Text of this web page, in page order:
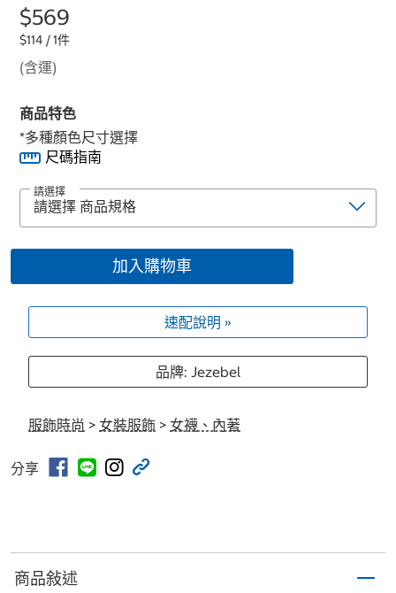
$569
$114 / 1件
(含運)
商品特色
*多種顏色尺寸選擇
尺碼指南
請選擇
加入購物車
速配說明 »
品牌: Jezebel
服飾時尚 > 女裝服飾 > 女襪、內著
分享
商品敍述